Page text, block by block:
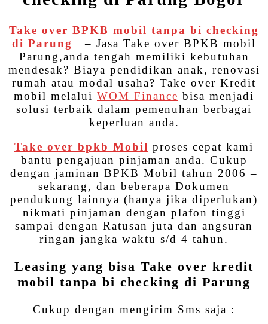
Take over BPKB mobil tanpa bi checking
di Parung
– Jasa Take over BPKB mobil
Parung,anda tengah memiliki kebutuhan
mendesak? Biaya pendidikan anak, renovasi
rumah atau modal usaha? Take over Kredit
mobil melalui WOM Finance bisa menjadi
solusi terbaik dalam pemenuhan berbagai
keperluan anda.
Take over bpkb Mobil proses cepat kami
bantu pengajuan pinjaman anda. Cukup
dengan jaminan BPKB Mobil tahun 2006 –
sekarang, dan beberapa Dokumen
pendukung lainnya (hanya jika diperlukan)
nikmati pinjaman dengan plafon tinggi
sampai dengan Ratusan juta dan angsuran
ringan jangka waktu s/d 4 tahun.
Leasing yang bisa Take over kredit
mobil tanpa bi checking di Parung
Cukup dengan mengirim Sms saja :